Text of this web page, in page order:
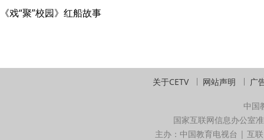
《戏“聚”校园》红船故事
关于CETV 网站声明 广
中国
国家互联网信息办公室
主办：中国教育电视台 | 互